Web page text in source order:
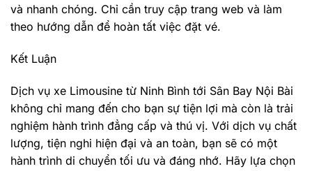
và nhanh chóng. Chỉ cần truy cập trang web và làm
theo hướng dẫn để hoàn tất việc đặt vé.
Kết Luận
Dịch vụ xe Limousine từ Ninh Bình tới Sân Bay Nội Bài
không chỉ mang đến cho bạn sự tiện lợi mà còn là trải
nghiệm hành trình đẳng cấp và thú vị. Với dịch vụ chất
lượng, tiện nghi hiện đại và an toàn, bạn sẽ có một
hành trình di chuyển tối ưu và đáng nhớ. Hãy lựa chọn